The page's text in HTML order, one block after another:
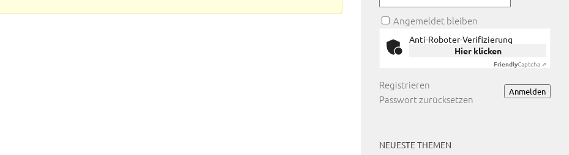
Angemeldet bleiben
Anti-Roboter-Verifizierung
Hier klicken
FriendlyCaptcha ⇗
Anmelden
Registrieren
Passwort zurücksetzen
NEUESTE THEMEN